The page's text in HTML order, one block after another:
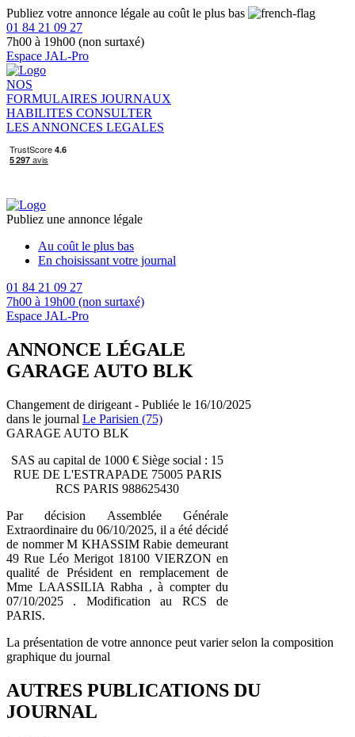
Publiez votre annonce légale au coût le plus bas
01 84 21 09 27
7h00 à 19h00 (non surtaxé)
Espace JAL-Pro
NOS
FORMULAIRES JOURNAUX
HABILITES CONSULTER
LES ANNONCES LEGALES
Publiez une annonce légale
Au coût le plus bas
En choisissant votre journal
01 84 21 09 27
7h00 à 19h00 (non surtaxé)
Espace JAL-Pro
ANNONCE LÉGALE
GARAGE AUTO BLK
Changement de dirigeant - Publiée le 16/10/2025
dans le journal Le Parisien (75)
GARAGE AUTO BLK
SAS au capital de 1000 € Siège social : 15
RUE DE L'ESTRAPADE 75005 PARIS
RCS PARIS 988625430
Par décision Assemblée Générale
Extraordinaire du 06/10/2025, il a été décidé
de nommer M KHASSIM Rabie demeurant
49 Rue Léo Merigot 18100 VIERZON en
qualité de Président en remplacement de
Mme LAASSILIA Rabha , à compter du
07/10/2025 . Modification au RCS de
PARIS.
La présentation de votre annonce peut varier selon la composition
graphique du journal
AUTRES PUBLICATIONS DU
JOURNAL